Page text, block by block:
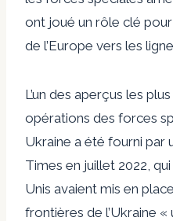
ont joué un rôle clé
de l’Europe vers les
L’un des aperçus les
opérations des forces
Ukraine a été fourni par
Times en juillet 2022,
Unis avaient mis en
frontières de l’Ukraine